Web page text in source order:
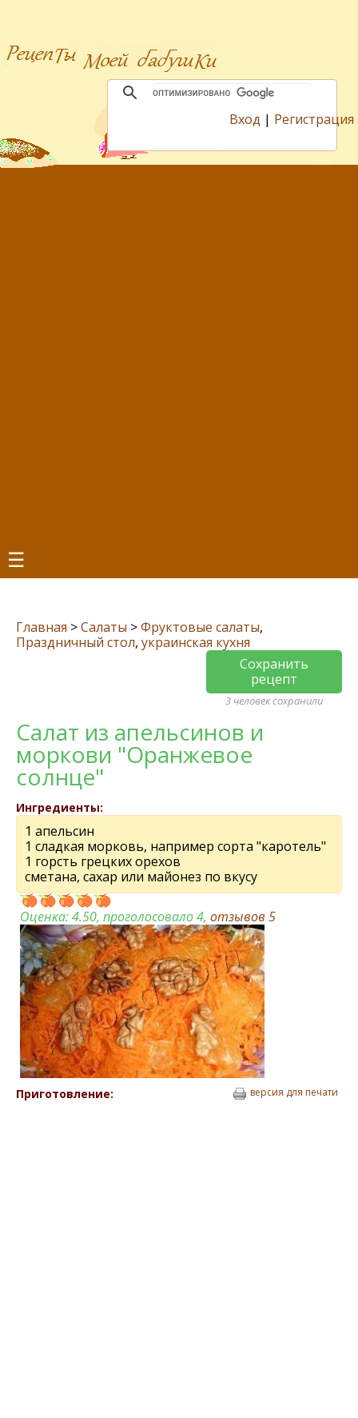
Вход | Регистрация
☰
Главная >Салаты >Фруктовые салаты,
Праздничный стол, украинская кухня
Сохранить
рецепт
3 человек сохранили
Салат из апельсинов и
моркови "Оранжевое
солнце"
Ингредиенты:
1 апельсин
1 сладкая морковь, например сорта "каротель"
1 горсть грецких орехов
сметана, сахар или майонез по вкусу
Оценка:4.50, проголосовало 4, отзывов 5
Приготовление: версия для печати